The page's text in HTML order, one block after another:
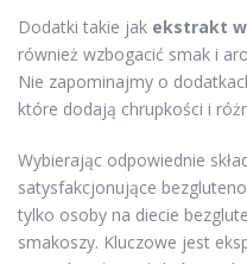
Dodatki takie jak ekstrakt
również wzbogacić smak i
Nie zapominajmy o
które dodają chrupkości i
Wybierając odpowiednie
satysfakcjonujące
tylko osoby na diecie
smakoszy. Kluczowe jest